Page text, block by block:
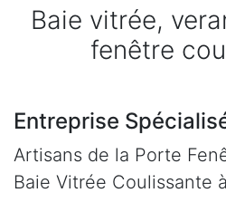
Baie vitrée,
fenêtre
Entreprise
Artisans de la Porte
Baie Vitrée Coulissante